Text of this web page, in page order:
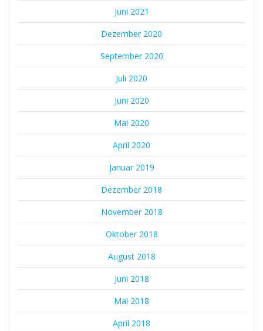
Juni 2021
Dezember 2020
September 2020
Juli 2020
Juni 2020
Mai 2020
April 2020
Januar 2019
Dezember 2018
November 2018
Oktober 2018
August 2018
Juni 2018
Mai 2018
April 2018